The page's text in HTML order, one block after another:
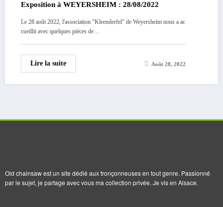
Exposition à WEYERSHEIM : 28/08/2022
Le 28 août 2022, l'association "Kleenderfel" de Weyersheim nous a ac
cueillit avec quelques pièces de…
Lire la suite Août 28, 2022
Old chainsaw est un site dédié aux tronçonneuses en tout genre. Passionné
par le sujet, je partage avec vous ma collection privée. Je vis en Alsace.